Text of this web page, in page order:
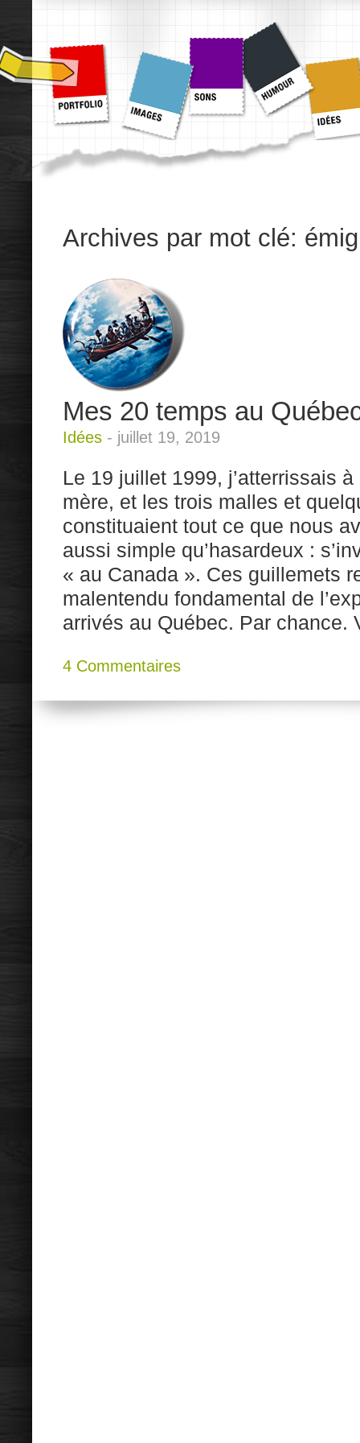
Archives par mot clé:
Mes 20 temps au
Idées - juillet 19, 2019
Le 19 juillet 1999, j’atterrissais
mère, et les trois malles et
constituaient tout ce que nous
aussi simple qu’hasardeux :
« au Canada ». Ces guillemets
malentendu fondamental de
arrivés au Québec. Par
4 Commentaires